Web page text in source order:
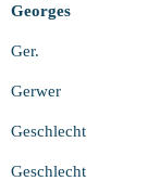
Georges
Ger.
Gerwer
Geschlecht
Geschlecht